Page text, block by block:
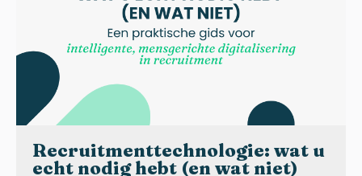
Recruitmenttechnologie: wat u
echt nodig hebt (en wat niet)